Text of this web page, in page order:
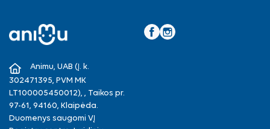
Animu, UAB (Į. k.
302471395, PVM MK
LT100005450012), , Taikos pr.
97-61, 94160, Klaipėda.
Duomenys saugomi VĮ